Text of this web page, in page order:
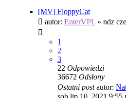
[MV] FloppyCat
autor: EnterVPL » ndz
1
2
3
22 Odpowiedzi
36672 Odsłony
Ostatni postautor: